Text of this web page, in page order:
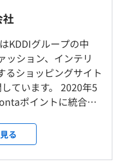
ーフォール、アジャイ
行う場所を含む）
／なし
末年始。有給休暇は入社
～20日
実績
社
KDDIグループの中
ッション、インテリ
るショッピングサイト
す。 2020年5
ポイントに統合し
Ponta経済圏など）
さま増加による『au
通総額拡大を目指し
る